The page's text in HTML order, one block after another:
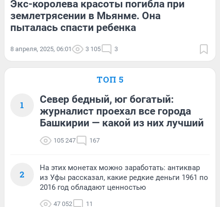
Экс-королева красоты погибла при
землетрясении в Мьянме. Она
пыталась спасти ребенка
8 апреля, 2025, 06:01 3 105 3
ТОП 5
1
Север бедный, юг богатый:
журналист проехал все города
Башкирии — какой из них лучший
105 247 167
2
На этих монетах можно заработать: антиквар
из Уфы рассказал, какие редкие деньги 1961 по
2016 год обладают ценностью
47 052 11